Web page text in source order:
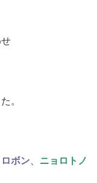
。
ボン、 ニョロトノ